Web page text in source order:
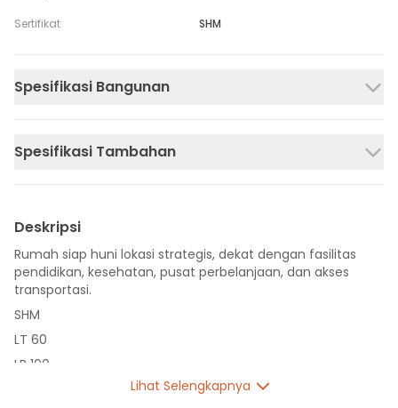
Sertifikat SHM
Spesifikasi Bangunan
Spesifikasi Tambahan
Deskripsi
Rumah siap huni lokasi strategis, dekat dengan fasilitas
pendidikan, kesehatan, pusat perbelanjaan, dan akses
transportasi.
SHM
LT 60
LB 100
Lihat Selengkapnya